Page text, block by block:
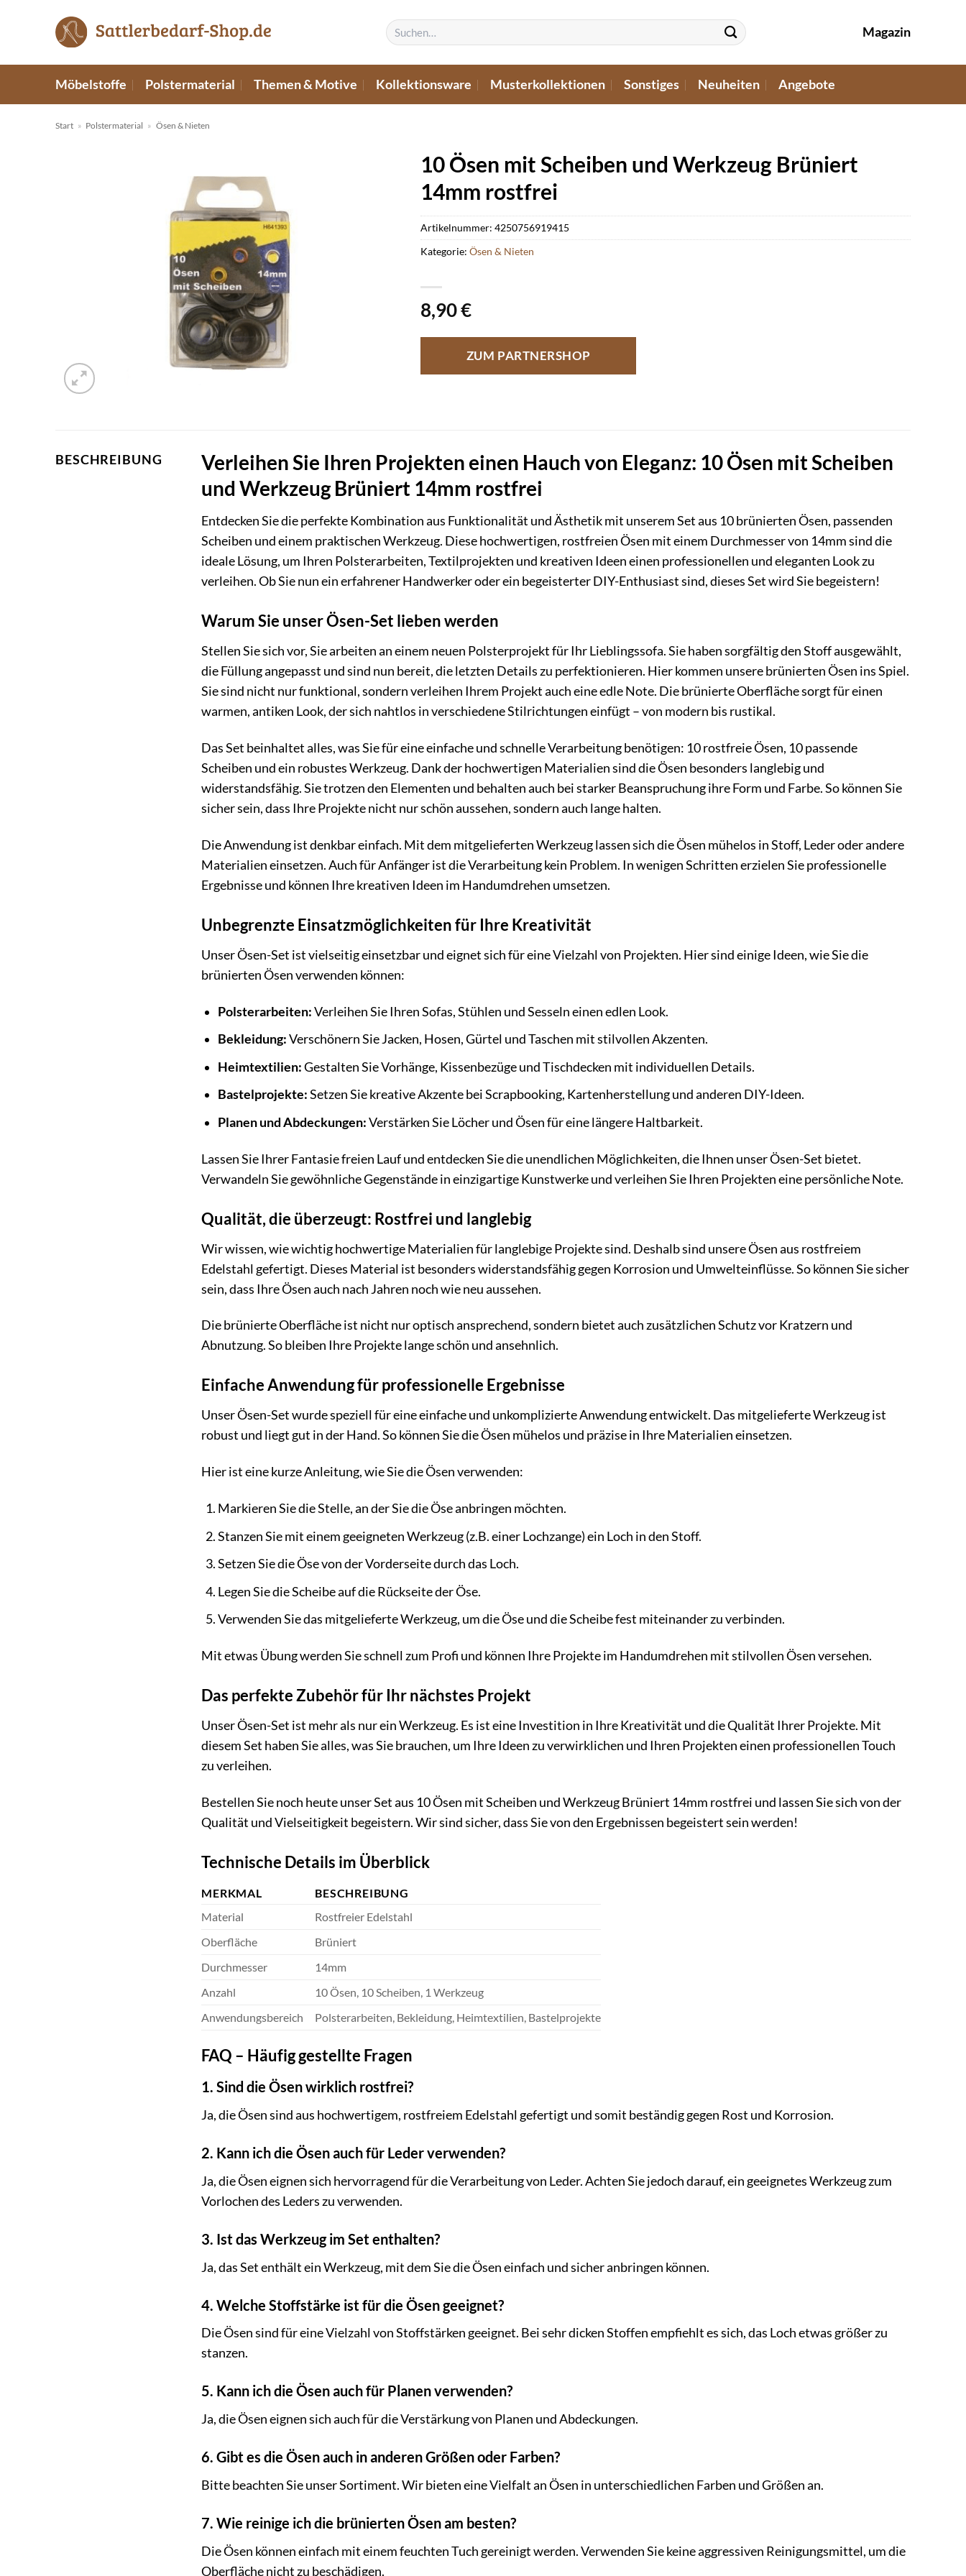
Suchen
nach:
Magazin
Möbelstoffe Polstermaterial Themen & Motive Kollektionsware Musterkollektionen Sonstiges Neuheiten Angebote
Start » Polstermaterial » Ösen & Nieten
10 Ösen mit Scheiben und Werkzeug Brüniert
14mm rostfrei
8,90€
ZUM PARTNERSHOP
Artikelnummer:4250756919415
Kategorie:Ösen & Nieten
BESCHREIBUNG
Verleihen Sie Ihren Projekten einen Hauch von Eleganz: 10 Ösen mit Scheiben
und Werkzeug Brüniert 14mm rostfrei
Entdecken Sie die perfekte Kombination aus Funktionalität und Ästhetik mit unserem Set aus 10 brünierten Ösen, passenden
Scheiben und einem praktischen Werkzeug. Diese hochwertigen, rostfreien Ösen mit einem Durchmesser von 14mm sind die
ideale Lösung, um Ihren Polsterarbeiten, Textilprojekten und kreativen Ideen einen professionellen und eleganten Look zu
verleihen. Ob Sie nun ein erfahrener Handwerker oder ein begeisterter DIY-Enthusiast sind, dieses Set wird Sie begeistern!
Warum Sie unser Ösen-Set lieben werden
Stellen Sie sich vor, Sie arbeiten an einem neuen Polsterprojekt für Ihr Lieblingssofa. Sie haben sorgfältig den Stoff ausgewählt,
die Füllung angepasst und sind nun bereit, die letzten Details zu perfektionieren. Hier kommen unsere brünierten Ösen ins Spiel.
Sie sind nicht nur funktional, sondern verleihen Ihrem Projekt auch eine edle Note. Die brünierte Oberfläche sorgt für einen
warmen, antiken Look, der sich nahtlos in verschiedene Stilrichtungen einfügt – von modern bis rustikal.
Das Set beinhaltet alles, was Sie für eine einfache und schnelle Verarbeitung benötigen: 10 rostfreie Ösen, 10 passende
Scheiben und ein robustes Werkzeug. Dank der hochwertigen Materialien sind die Ösen besonders langlebig und
widerstandsfähig. Sie trotzen den Elementen und behalten auch bei starker Beanspruchung ihre Form und Farbe. So können Sie
sicher sein, dass Ihre Projekte nicht nur schön aussehen, sondern auch lange halten.
Die Anwendung ist denkbar einfach. Mit dem mitgelieferten Werkzeug lassen sich die Ösen mühelos in Stoff, Leder oder andere
Materialien einsetzen. Auch für Anfänger ist die Verarbeitung kein Problem. In wenigen Schritten erzielen Sie professionelle
Ergebnisse und können Ihre kreativen Ideen im Handumdrehen umsetzen.
Unbegrenzte Einsatzmöglichkeiten für Ihre Kreativität
Unser Ösen-Set ist vielseitig einsetzbar und eignet sich für eine Vielzahl von Projekten. Hier sind einige Ideen, wie Sie die
brünierten Ösen verwenden können:
Polsterarbeiten:Verleihen Sie Ihren Sofas, Stühlen und Sesseln einen edlen Look.
Bekleidung:Verschönern Sie Jacken, Hosen, Gürtel und Taschen mit stilvollen Akzenten.
Heimtextilien:Gestalten Sie Vorhänge, Kissenbezüge und Tischdecken mit individuellen Details.
Bastelprojekte:Setzen Sie kreative Akzente bei Scrapbooking, Kartenherstellung und anderen DIY-Ideen.
Planen und Abdeckungen:Verstärken Sie Löcher und Ösen für eine längere Haltbarkeit.
Lassen Sie Ihrer Fantasie freien Lauf und entdecken Sie die unendlichen Möglichkeiten, die Ihnen unser Ösen-Set bietet.
Verwandeln Sie gewöhnliche Gegenstände in einzigartige Kunstwerke und verleihen Sie Ihren Projekten eine persönliche Note.
Qualität, die überzeugt: Rostfrei und langlebig
Wir wissen, wie wichtig hochwertige Materialien für langlebige Projekte sind. Deshalb sind unsere Ösen aus rostfreiem
Edelstahl gefertigt. Dieses Material ist besonders widerstandsfähig gegen Korrosion und Umwelteinflüsse. So können Sie sicher
sein, dass Ihre Ösen auch nach Jahren noch wie neu aussehen.
Die brünierte Oberfläche ist nicht nur optisch ansprechend, sondern bietet auch zusätzlichen Schutz vor Kratzern und
Abnutzung. So bleiben Ihre Projekte lange schön und ansehnlich.
Einfache Anwendung für professionelle Ergebnisse
Unser Ösen-Set wurde speziell für eine einfache und unkomplizierte Anwendung entwickelt. Das mitgelieferte Werkzeug ist
robust und liegt gut in der Hand. So können Sie die Ösen mühelos und präzise in Ihre Materialien einsetzen.
Hier ist eine kurze Anleitung, wie Sie die Ösen verwenden:
Markieren Sie die Stelle, an der Sie die Öse anbringen möchten.
Stanzen Sie mit einem geeigneten Werkzeug (z.B. einer Lochzange) ein Loch in den Stoff.
Setzen Sie die Öse von der Vorderseite durch das Loch.
Legen Sie die Scheibe auf die Rückseite der Öse.
Verwenden Sie das mitgelieferte Werkzeug, um die Öse und die Scheibe fest miteinander zu verbinden.
Mit etwas Übung werden Sie schnell zum Profi und können Ihre Projekte im Handumdrehen mit stilvollen Ösen versehen.
Das perfekte Zubehör für Ihr nächstes Projekt
Unser Ösen-Set ist mehr als nur ein Werkzeug. Es ist eine Investition in Ihre Kreativität und die Qualität Ihrer Projekte. Mit
diesem Set haben Sie alles, was Sie brauchen, um Ihre Ideen zu verwirklichen und Ihren Projekten einen professionellen Touch
zu verleihen.
Bestellen Sie noch heute unser Set aus 10 Ösen mit Scheiben und Werkzeug Brüniert 14mm rostfrei und lassen Sie sich von der
Qualität und Vielseitigkeit begeistern. Wir sind sicher, dass Sie von den Ergebnissen begeistert sein werden!
Technische Details im Überblick
MERKMAL
BESCHREIBUNG
Material
Rostfreier Edelstahl
Oberfläche
Brüniert
Durchmesser
14mm
Anzahl
10 Ösen, 10 Scheiben, 1 Werkzeug
Anwendungsbereich
Polsterarbeiten, Bekleidung, Heimtextilien, Bastelprojekte
FAQ – Häufig gestellte Fragen
1. Sind die Ösen wirklich rostfrei?
Ja, die Ösen sind aus hochwertigem, rostfreiem Edelstahl gefertigt und somit beständig gegen Rost und Korrosion.
2. Kann ich die Ösen auch für Leder verwenden?
Ja, die Ösen eignen sich hervorragend für die Verarbeitung von Leder. Achten Sie jedoch darauf, ein geeignetes Werkzeug zum
Vorlochen des Leders zu verwenden.
3. Ist das Werkzeug im Set enthalten?
Ja, das Set enthält ein Werkzeug, mit dem Sie die Ösen einfach und sicher anbringen können.
4. Welche Stoffstärke ist für die Ösen geeignet?
Die Ösen sind für eine Vielzahl von Stoffstärken geeignet. Bei sehr dicken Stoffen empfiehlt es sich, das Loch etwas größer zu
stanzen.
5. Kann ich die Ösen auch für Planen verwenden?
Ja, die Ösen eignen sich auch für die Verstärkung von Planen und Abdeckungen.
6. Gibt es die Ösen auch in anderen Größen oder Farben?
Bitte beachten Sie unser Sortiment. Wir bieten eine Vielfalt an Ösen in unterschiedlichen Farben und Größen an.
7. Wie reinige ich die brünierten Ösen am besten?
Die Ösen können einfach mit einem feuchten Tuch gereinigt werden. Verwenden Sie keine aggressiven Reinigungsmittel, um die
Oberfläche nicht zu beschädigen.